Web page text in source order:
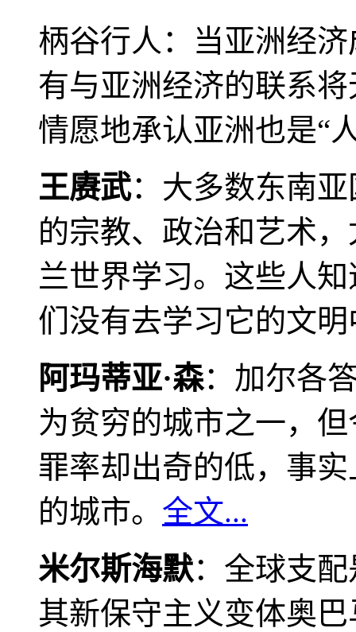
柄谷行人：当亚洲经
有与亚洲经济的联系
情愿地承认亚洲也是“
王赓武：大多数东南
的宗教、政治和艺术
兰世界学习。这些人
们没有去学习它的文
阿玛蒂亚·森：加尔各
为贫穷的城市之一，
罪率却出奇的低，事
的城市。 全文...
米尔斯海默：全球支
其新保守主义变体奥